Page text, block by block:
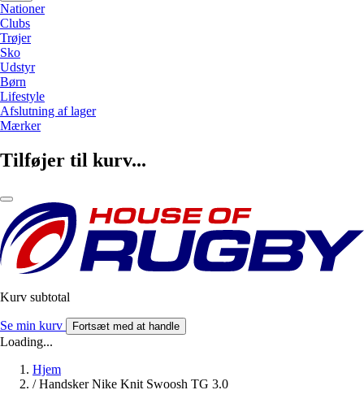
Nationer
Clubs
Trøjer
Sko
Udstyr
Børn
Lifestyle
Afslutning af lager
Mærker
Tilføjer til kurv...
Kurv subtotal
Se min kurv Fortsæt med at handle
Loading...
Hjem
/ Handsker Nike Knit Swoosh TG 3.0